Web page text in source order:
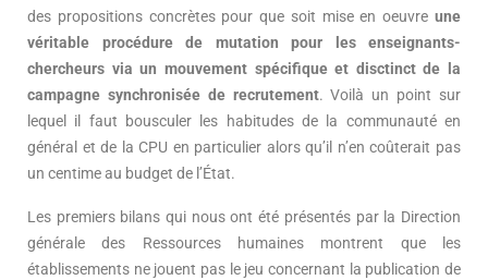
des propositions concrètes pour que soit mise en oeuvre une
véritable procédure de mutation pour les enseignants-
chercheurs via un mouvement spécifique et disctinct de la
campagne synchronisée de recrutement. Voilà un point sur
lequel il faut bousculer les habitudes de la communauté en
général et de la CPU en particulier alors qu’il n’en coûterait pas
un centime au budget de l’État.
Les premiers bilans qui nous ont été présentés par la Direction
générale des Ressources humaines montrent que les
établissements ne jouent pas le jeu concernant la publication de